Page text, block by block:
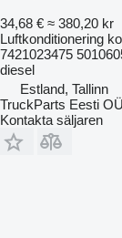
34,68 € ≈ 380,20 kr
Luftkonditionering
7421023475
diesel
Estland, Tallinn
TruckParts Eesti OÜ
Kontakta säljaren